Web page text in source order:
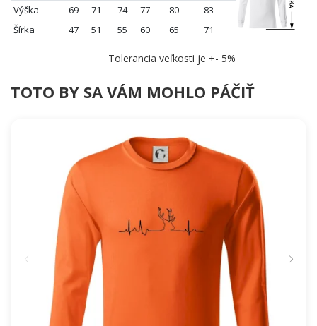
Výška 69 71 74 77 80
83
Šírka
47 51 55 60 65 71
Tolerancia veľkosti je +- 5%
TOTO BY SA VÁM MOHLO PÁČIŤ